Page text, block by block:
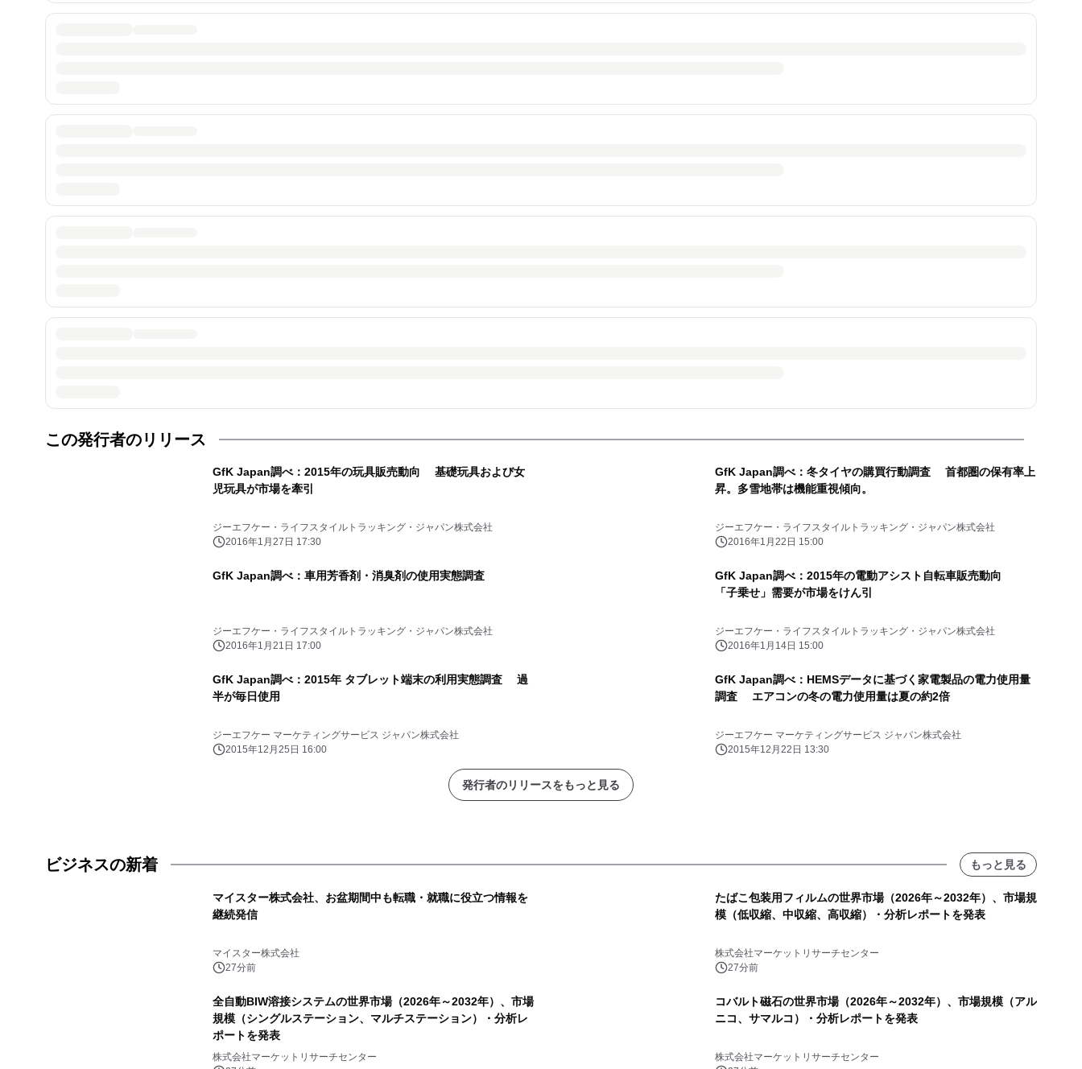
この発行者のリリース
GfK Japan調べ：2015年の玩具販売動向 基礎玩具および女
児玩具が市場を牽引
ジーエフケー・ライフスタイルトラッキング・ジャパン株式会社
2016年1月27日 17:30
GfK Japan調べ：冬タイヤの購買行動調査 首都圏の保有率上
昇。多雪地帯は機能重視傾向。
ジーエフケー・ライフスタイルトラッキング・ジャパン株式会社
2016年1月22日 15:00
GfK Japan調べ：車用芳香剤・消臭剤の使用実態調査
ジーエフケー・ライフスタイルトラッキング・ジャパン株式会社
2016年1月21日 17:00
GfK Japan調べ：2015年の電動アシスト自転車販売動向
「子乗せ」需要が市場をけん引
ジーエフケー・ライフスタイルトラッキング・ジャパン株式会社
2016年1月14日 15:00
GfK Japan調べ：2015年 タブレット端末の利用実態調査 過
半が毎日使用
ジーエフケー マーケティングサービス ジャパン株式会社
2015年12月25日 16:00
GfK Japan調べ：HEMSデータに基づく家電製品の電力使用量
調査 エアコンの冬の電力使用量は夏の約2倍
ジーエフケー マーケティングサービス ジャパン株式会社
2015年12月22日 13:30
発行者のリリースをもっと見る
ビジネスの新着 もっと見る
マイスター株式会社、お盆期間中も転職・就職に役立つ情報を
継続発信
マイスター株式会社
27分前
たばこ包装用フィルムの世界市場（2026年～2032年）、市場規
模（低収縮、中収縮、高収縮）・分析レポートを発表
株式会社マーケットリサーチセンター
27分前
全自動BIW溶接システムの世界市場（2026年～2032年）、市場
規模（シングルステーション、マルチステーション）・分析レ
ポートを発表
株式会社マーケットリサーチセンター
コバルト磁石の世界市場（2026年～2032年）、市場規模（アル
ニコ、サマルコ）・分析レポートを発表
株式会社マーケットリサーチセンター